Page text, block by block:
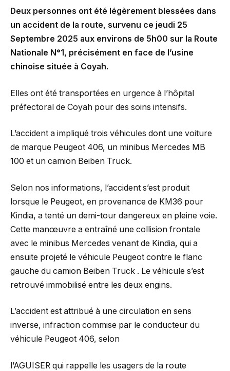
Deux personnes ont été légèrement blessées dans
un accident de la route, survenu ce jeudi 25
Septembre 2025 aux environs de 5h00 sur la Route
Nationale N°1, précisément en face de l’usine
chinoise située à Coyah.
Elles ont été transportées en urgence à l’hôpital
préfectoral de Coyah pour des soins intensifs.
L’accident a impliqué trois véhicules dont une voiture
de marque Peugeot 406, un minibus Mercedes MB
100 et un camion Beiben Truck.
Selon nos informations, l’accident s’est produit
lorsque le Peugeot, en provenance de KM36 pour
Kindia, a tenté un demi-tour dangereux en pleine voie.
Cette manœuvre a entraîné une collision frontale
avec le minibus Mercedes venant de Kindia, qui a
ensuite projeté le véhicule Peugeot contre le flanc
gauche du camion Beiben Truck . Le véhicule s’est
retrouvé immobilisé entre les deux engins.
L’accident est attribué à une circulation en sens
inverse, infraction commise par le conducteur du
véhicule Peugeot 406, selon
l’AGUISER qui rappelle les usagers de la route